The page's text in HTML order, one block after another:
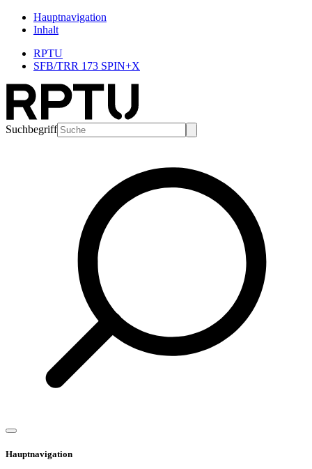
Hauptnavigation
Inhalt
RPTU
SFB/TRR 173 SPIN+X
Suchbegriff
Hauptnavigation